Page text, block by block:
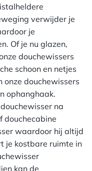
verwijder je
je
Of je nu glazen,
douchewissers
schoon en netjes
onze douchewissers
ophanghaak.
na
douchecabine
waardoor hij altijd
je kostbare ruimte in
kan de